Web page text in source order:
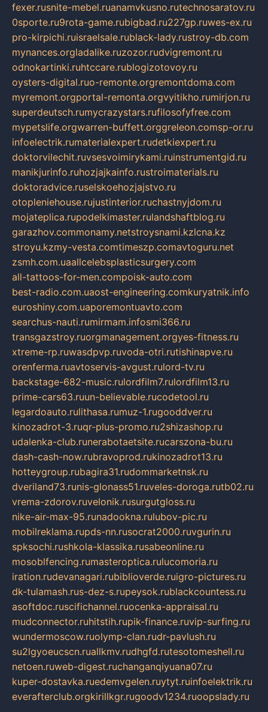
fexer.rusnite-mebel.ruanamvkusno.rutechnosaratov.ru
0sporte.ru9rota-game.rubigbad.ru227gp.ruwes-ex.ru
pro-kirpichi.ruisraelsale.rublack-lady.rustroy-db.com
mynances.orgladalike.ruzozor.rudvigremont.ru
odnokartinki.ruhtccare.rublogizotovoy.ru
oysters-digital.ruo-remonte.orgremontdoma.com
myremont.orgportal-remonta.orgvyitikho.rumirjon.ru
superdeutsch.rumycrazystars.rufilosofyfree.com
mypetslife.orgwarren-buffett.orggreleon.comsp-or.ru
infoelectrik.rumaterialexpert.rudetkiexpert.ru
doktorvilechit.ruvsesvoimirykami.ruinstrumentgid.ru
manikjurinfo.ruhozjajkainfo.rustroimaterials.ru
doktoradvice.ruselskoehozjajstvo.ru
otopleniehouse.rujustinterior.ruchastnyjdom.ru
mojateplica.rupodelkimaster.rulandshaftblog.ru
garazhov.commonamy.netstroysnami.kzlcna.kz
stroyu.kzmy-vesta.comtimeszp.comavtoguru.net
zsmh.com.uaallcelebsplasticsurgery.com
all-tattoos-for-men.compoisk-auto.com
best-radio.com.uaost-engineering.comkuryatnik.info
euroshiny.com.uaporemontuavto.com
searchus-nauti.rumirmam.infosmi366.ru
transgazstroy.ruorgmanagement.orgyes-fitness.ru
xtreme-rp.ruwasdpvp.ruvoda-otri.rutishinapve.ru
orenferma.ruavtoservis-avgust.rulord-tv.ru
backstage-682-music.rulordfilm7.rulordfilm13.ru
prime-cars63.ruun-believable.rucodetool.ru
legardoauto.rulithasa.rumuz-1.rugooddver.ru
kinozadrot-3.ruqr-plus-promo.ru2shizashop.ru
udalenka-club.runerabotaetsite.rucarszona-bu.ru
dash-cash-now.rubravoprod.rukinozadrot13.ru
hotteygroup.rubagira31.rudommarketnsk.ru
dveriland73.runis-glonass51.ruveles-doroga.rutb02.ru
vrema-zdorov.ruvelonik.rusurgutgloss.ru
nike-air-max-95.runadookna.rulubov-pic.ru
mobilreklama.rupds-nn.rusocrat2000.ruvgurin.ru
spksochi.rushkola-klassika.rusabeonline.ru
mosoblfencing.rumasteroptica.rulucomoria.ru
iration.rudevanagari.rubiblioverde.ruigro-pictures.ru
dk-tulamash.rus-dez-s.rupeysok.rublackcountess.ru
asoftdoc.ruscifichannel.ruocenka-appraisal.ru
mudconnector.ruhitstih.rupik-finance.ruvip-surfing.ru
wundermoscow.ruolymp-clan.rudr-pavlush.ru
su2lgyoeucscn.ruallkmv.rudhgfd.rutesotomeshell.ru
netoen.ruweb-digest.ruchanganqiyuana07.ru
kuper-dostavka.ruedemvgelen.ruytyt.ruinfoelektrik.ru
everafterclub.orgkirillkgr.rugoodv1234.ruoopslady.ru